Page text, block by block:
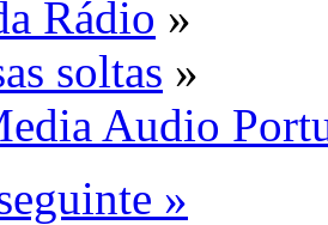
Rádio »
soltas »
Audio
»